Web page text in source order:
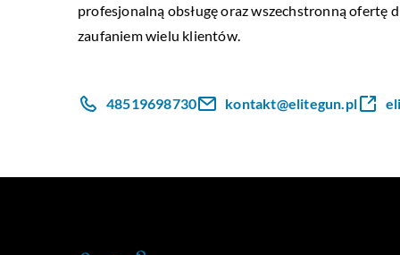
profesjonalną obsługę oraz wszechstronną
zaufaniem wielu klientów.
48519698730 kontakt@elitegun.pl